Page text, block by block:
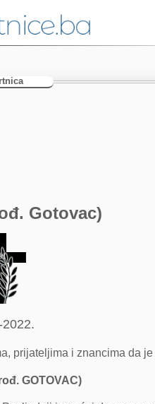
Gotovac)
prijateljima i znancima da
GOTOVAC)